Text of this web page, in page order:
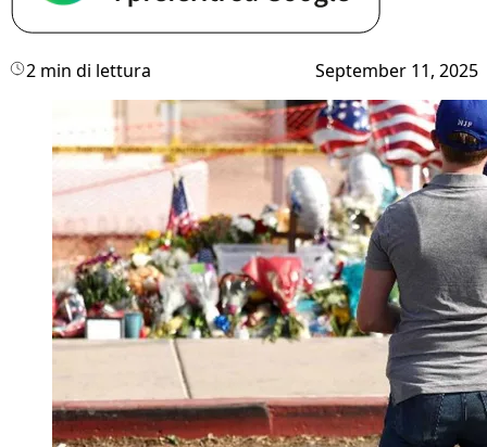
2 min di lettura September 11, 2025